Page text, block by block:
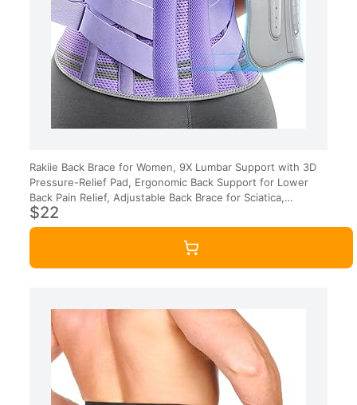
Rakiie Back Brace for Women, 9X Lumbar Support with 3D
Pressure-Relief Pad, Ergonomic Back Support for Lower
Back Pain Relief, Adjustable Back Brace for Sciatica,
Herniated Disc, Purple Size L (Waist: 39.4"-45.3")
$22